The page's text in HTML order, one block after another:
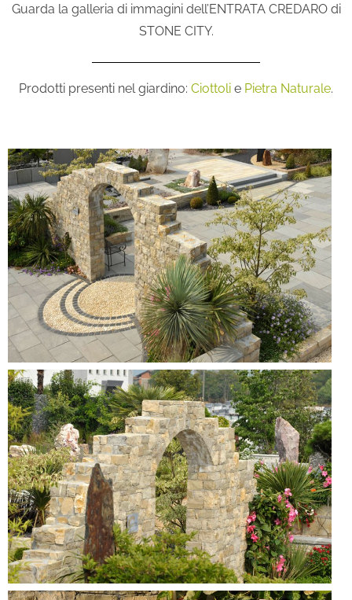
Guarda la galleria di immagini dell’ENTRATA CREDARO di
STONE CITY.
Prodotti presenti nel giardino: Ciottoli e Pietra Naturale.